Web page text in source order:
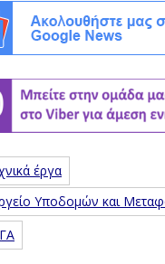
έργα
Υποδομών και